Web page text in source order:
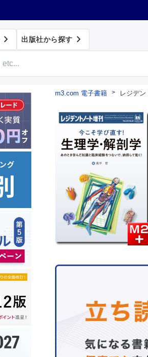
 出版社から探す 
m3.com 電子書籍 レジデ